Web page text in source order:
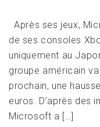
Après ses jeux,
de ses consoles
uniquement au
groupe américain
prochain, une
euros. D’après des
Microsoft a […]